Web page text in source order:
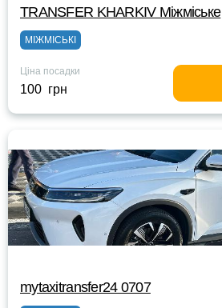
TRANSFER KHARKIV Міжміське
МІЖМІСЬКІ
Ціна посадки
100 грн
mytaxitransfer24 0707